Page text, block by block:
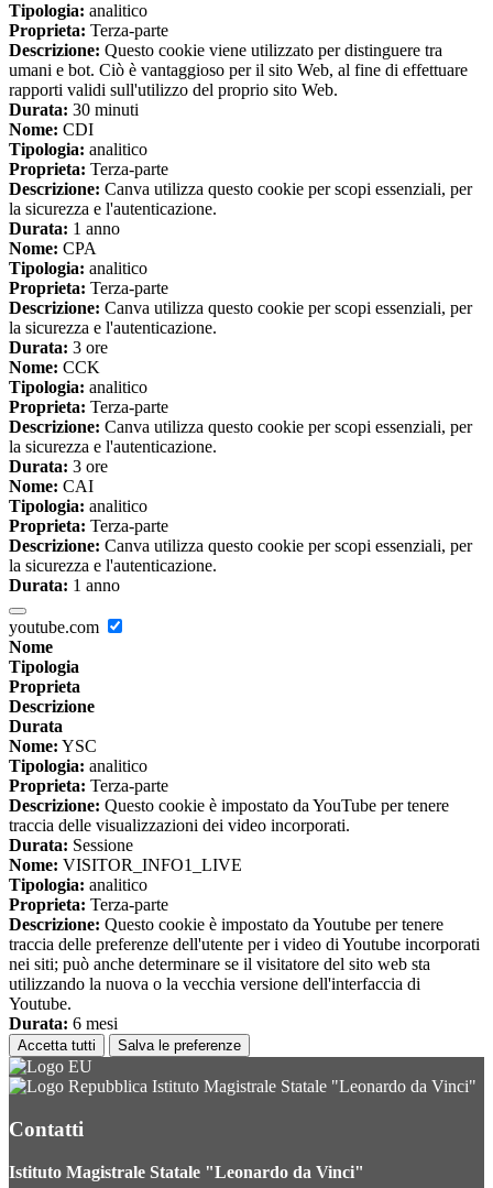
Tipologia: analitico
Proprieta: Terza-parte
Descrizione: Questo cookie viene utilizzato per distinguere tra
umani e bot. Ciò è vantaggioso per il sito Web, al fine di effettuare
rapporti validi sull'utilizzo del proprio sito Web.
Durata: 30 minuti
Nome: CDI
Tipologia: analitico
Proprieta: Terza-parte
Descrizione: Canva utilizza questo cookie per scopi essenziali, per
la sicurezza e l'autenticazione.
Durata: 1 anno
Nome: CPA
Tipologia: analitico
Proprieta: Terza-parte
Descrizione: Canva utilizza questo cookie per scopi essenziali, per
la sicurezza e l'autenticazione.
Durata: 3 ore
Nome: CCK
Tipologia: analitico
Proprieta: Terza-parte
Descrizione: Canva utilizza questo cookie per scopi essenziali, per
la sicurezza e l'autenticazione.
Durata: 3 ore
Nome: CAI
Tipologia: analitico
Proprieta: Terza-parte
Descrizione: Canva utilizza questo cookie per scopi essenziali, per
la sicurezza e l'autenticazione.
Durata: 1 anno
youtube.com
Nome
Tipologia
Proprieta
Descrizione
Durata
Nome: YSC
Tipologia: analitico
Proprieta: Terza-parte
Descrizione: Questo cookie è impostato da YouTube per tenere
traccia delle visualizzazioni dei video incorporati.
Durata: Sessione
Nome: VISITOR_INFO1_LIVE
Tipologia: analitico
Proprieta: Terza-parte
Descrizione: Questo cookie è impostato da Youtube per tenere
traccia delle preferenze dell'utente per i video di Youtube incorporati
nei siti; può anche determinare se il visitatore del sito web sta
utilizzando la nuova o la vecchia versione dell'interfaccia di
Youtube.
Durata: 6 mesi
Accetta tutti Salva le preferenze
Istituto Magistrale Statale "Leonardo da Vinci"
Contatti
Istituto Magistrale Statale "Leonardo da Vinci"